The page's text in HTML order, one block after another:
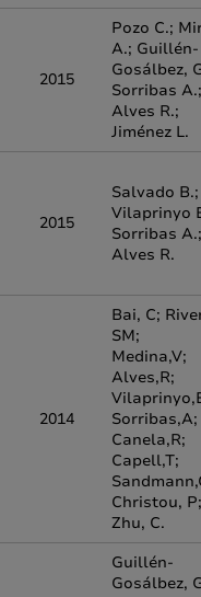
2015
Pozo C.;
A.; Guillén-
Gosálbez,
Sorribas A.;
Alves R.;
Jiménez L.
2015
Salvado B.;
Vilaprinyo
Sorribas A.;
Alves R.
2014
Bai, C;
SM;
Medina,V;
Alves,R;
Sorribas,A;
Canela,R;
Capell,T;
Christou, P;
Zhu, C.
Guillén-
Gosálbez,